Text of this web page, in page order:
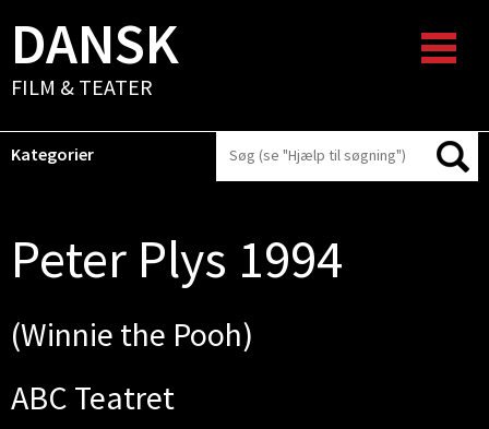
DANSK
FILM & TEATER
Kategorier
Peter Plys 1994
(Winnie the Pooh)
ABC Teatret